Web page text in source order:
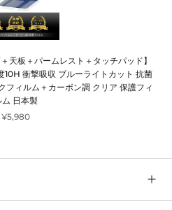
天板＋パームレスト＋タッチパッド】
衝撃吸収 ブルーライトカット 抗菌
フィルム＋カーボン調 クリア 保護フィ
ム 日本製
¥5,980